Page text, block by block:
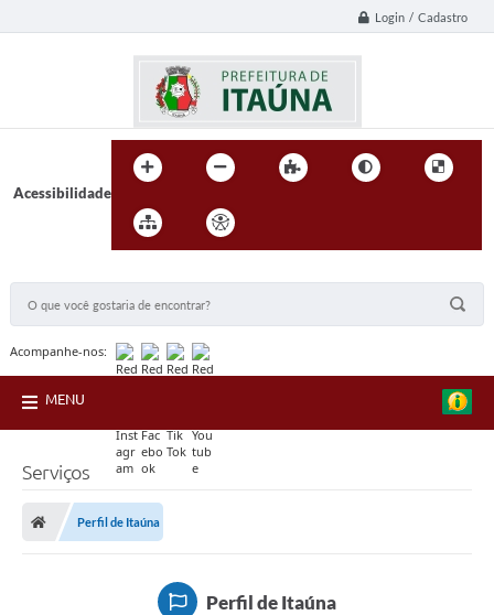
Login / Cadastro
Acessibilidade
Acompanhe-nos:
MENU
Serviços
Perfil de Itaúna
Perfil de Itaúna